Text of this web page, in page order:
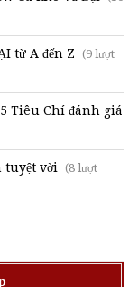
từ A đến Z (9 lượt
Tiêu Chí đánh giá
tuyệt vời (8 lượt